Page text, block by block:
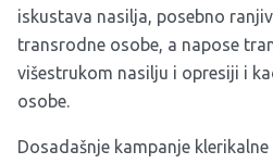
iskustava nasilja, posebno
transrodne osobe, a napose
višestrukom nasilju i opresiji i
osobe.
Dosadašnje kampanje